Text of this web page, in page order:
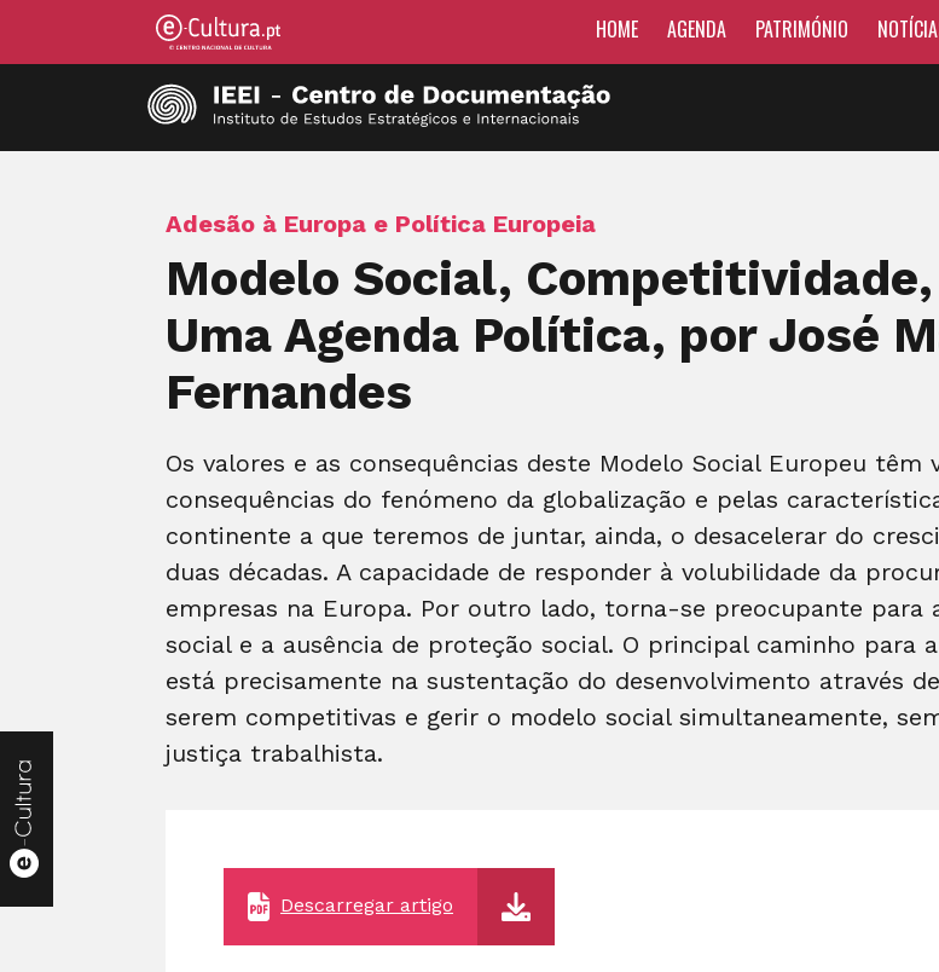
HOME AGENDA PATRIMÓNIO
Adesão à Europa e Política Europeia
Modelo Social,
Uma Agenda Política, por José
Fernandes
Os valores e as consequências deste Modelo Social Europeu
consequências do fenómeno da globalização e pelas
continente a que teremos de juntar, ainda, o desacelerar do
duas décadas. A capacidade de responder à volubilidade da
empresas na Europa. Por outro lado, torna-se preocupante para
social e a ausência de proteção social. O principal caminho para
está precisamente na sustentação do desenvolvimento através
serem competitivas e gerir o modelo social simultaneamente,
justiça trabalhista.
Descarregar artigo